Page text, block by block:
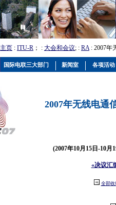
主页 : ITU-R ； : 大会和会议; : RA: 2007年
2007年无线电通
(2007年10月15日-10月
«决议汇
全部收
国际电联三大部门 新闻室 各项活动